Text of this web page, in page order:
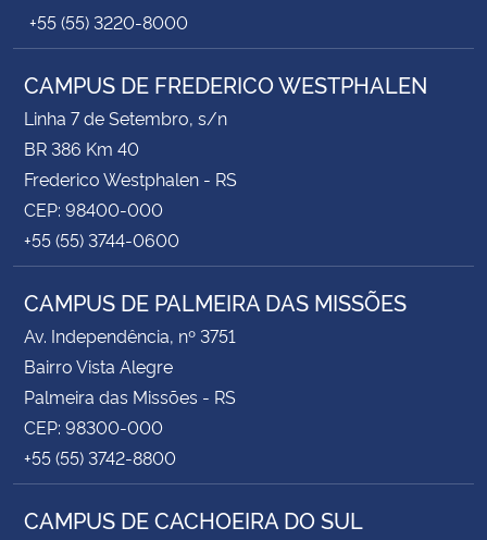
+55 (55) 3220-8000
CAMPUS DE FREDERICO WESTPHALEN
Linha 7 de Setembro, s/n
BR 386 Km 40
Frederico Westphalen - RS
CEP: 98400-000
+55 (55) 3744-0600
CAMPUS DE PALMEIRA DAS MISSÕES
Av. Independência, nº 3751
Bairro Vista Alegre
Palmeira das Missões - RS
CEP: 98300-000
+55 (55) 3742-8800
CAMPUS DE CACHOEIRA DO SUL